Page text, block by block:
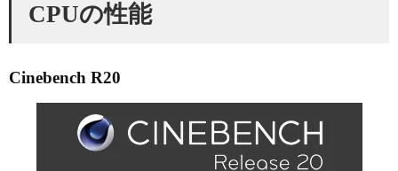
CPUの性能
Cinebench R20